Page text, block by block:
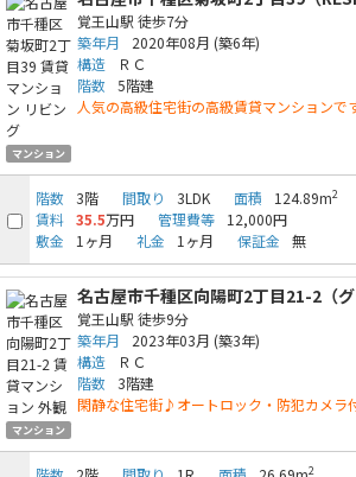
マンション
覚王山駅 徒歩7分
築年月
2020年08月 (築6年)
構造
ＲＣ
階数 5階建
人気の高級住宅街の高級賃貸マンションで
階数 3階 間取り 3LDK 面積 124.89m2
賃料 35.5万円 管理費等
12,000円
敷金
1ヶ月 礼金 1ヶ月 保証金 無
マンション
名古屋市千種区向陽町2丁目21-2（グ
覚王山駅 徒歩9分
築年月
2023年03月 (築3年)
構造
ＲＣ
階数 3階建
閑静な住宅街♪オートロック・防犯カメラ
2